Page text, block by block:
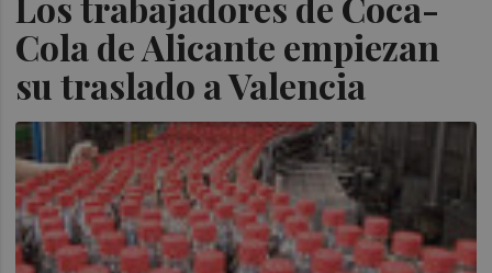
Cola de Alicante empiezan
su traslado a Valencia